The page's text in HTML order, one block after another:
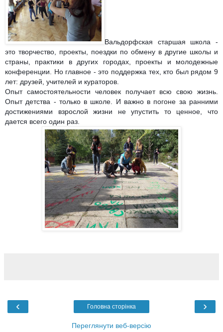
Вальдорфская старшая школа -
это творчество, проекты, поездки по обмену в другие школы и
страны, практики в других городах, проекты и молодежные
конференции. Но главное - это поддержка тех, кто был рядом 9
лет: друзей, учителей и кураторов.
Опыт самостоятельности человек получает всю свою жизнь.
Опыт детства - только в школе. И важно в погоне за ранними
достижениями взрослой жизни не упустить то ценное, что
дается всего один раз.
‹ ›
Головна сторінка
Переглянути веб-версію